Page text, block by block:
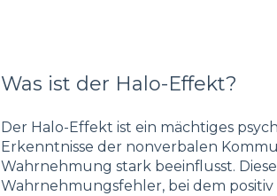
Was ist der Halo-Effekt?
Der Halo-Effekt ist ein mächtiges
Erkenntnisse der nonverbalen
Wahrnehmung stark beeinflusst.
Wahrnehmungsfehler, bei dem